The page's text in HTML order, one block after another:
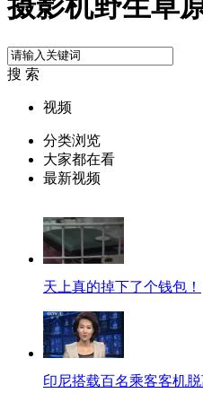
摄影机野生草
搜 索
视频
分类浏览
大家都在看
最新视频
天上真的掉下了个钱包！
印尼搭载百名乘客客机